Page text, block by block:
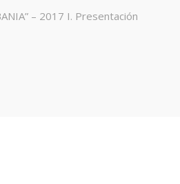
– 2017 I. Presentación